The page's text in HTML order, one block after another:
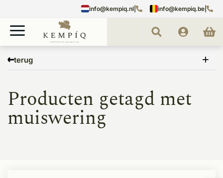
info@kempiq.nl info@kempiq.be
terug
muiswering
Producten getagd met
muiswering